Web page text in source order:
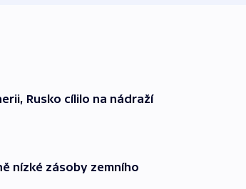
Rusko cílilo na nádraží
nízké zásoby zemního